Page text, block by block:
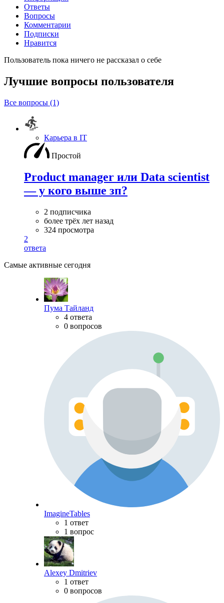
Ответы
Вопросы
Комментарии
Подписки
Нравится
Пользователь пока ничего не рассказал о себе
Лучшие вопросы пользователя
Все вопросы (1)
Карьера в IT
Простой
Product manager или Data scientist
— у кого выше зп?
2 подписчика
более трёх лет назад
324 просмотра
2
ответа
Самые активные сегодня
Пума Тайланд
4 ответа
0 вопросов
ImagineTables
1 ответ
1 вопрос
Alexey Dmitriev
1 ответ
0 вопросов